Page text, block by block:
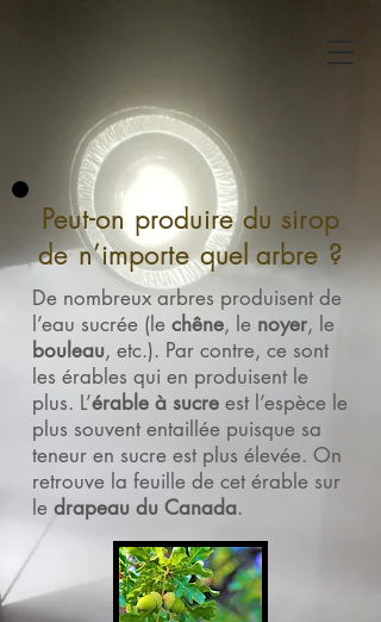
Peut-on produire du sirop
de n’importe quel arbre ?
De nombreux arbres produisent de
l’eau sucrée (le chêne, le noyer, le
bouleau, etc.). Par contre, ce sont
les érables qui en produisent le
plus. L’érable à sucre est l’espèce le
plus souvent entaillée puisque sa
teneur en sucre est plus élevée. On
retrouve la feuille de cet érable sur
le drapeau du Canada.